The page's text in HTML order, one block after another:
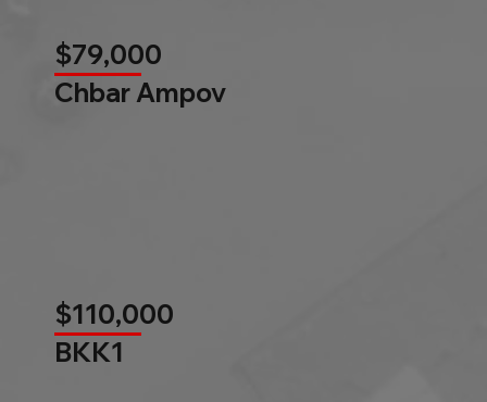
$79,000
Chbar Ampov
$110,000
BKK1